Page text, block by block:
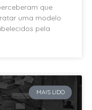
que
uma modelo
pela
MAIS LIDO